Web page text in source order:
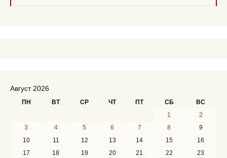
Август 2026
ПН ВТ СР ЧТ ПТ СБ
ВС
1
2
3
4 5 6 7 8
9
10
11 12 13 14 15
16
17
18 19 20 21 22 23